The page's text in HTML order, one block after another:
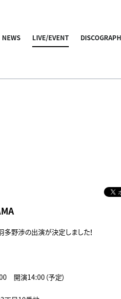
NEWS LIVE/EVENT
多野渉の出演が決定しました！
開演14:00（予定）